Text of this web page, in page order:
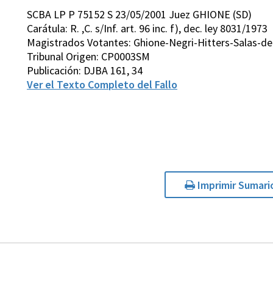
SCBA LP P 75152 S 23/05/2001 Juez GHIONE (SD)
Carátula: R. ,C. s/Inf. art. 96 inc. f), dec. ley 8031/1973
Magistrados Votantes: Ghione-Negri-Hitters-Salas-
Tribunal Origen: CP0003SM
Publicación: DJBA 161, 34
Ver el Texto Completo del Fallo
Imprimir